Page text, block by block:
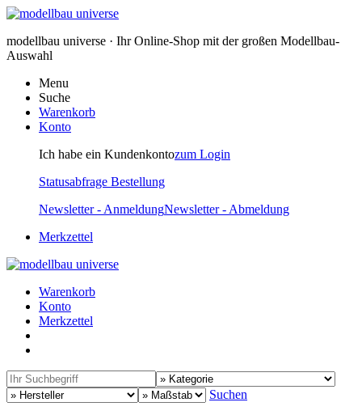
modellbau universe · Ihr Online-Shop mit der großen Modellbau-
Auswahl
Menu
Suche
Warenkorb
Konto
Ich habe ein Kundenkontozum Login
Statusabfrage Bestellung
Newsletter - AnmeldungNewsletter - Abmeldung
Merkzettel
Warenkorb
Konto
Merkzettel
Suchen